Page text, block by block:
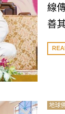
線
善
地球